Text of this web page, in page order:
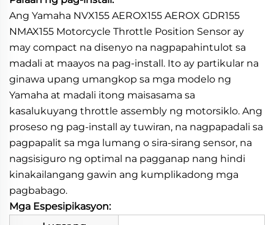
Ang Yamaha NVX155 AEROX155 AEROX GDR155
NMAX155 Motorcycle Throttle Position Sensor ay
may compact na disenyo na nagpapahintulot sa
madali at maayos na pag-install. Ito ay partikular na
ginawa upang umangkop sa mga modelo ng
Yamaha at madali itong maisasama sa
kasalukuyang throttle assembly ng motorsiklo. Ang
proseso ng pag-install ay tuwiran, na nagpapadali sa
pagpapalit sa mga lumang o sira-sirang sensor, na
nagsisiguro ng optimal na pagganap nang hindi
kinakailangang gawin ang kumplikadong mga
pagbabago.
Mga Espesipikasyon: